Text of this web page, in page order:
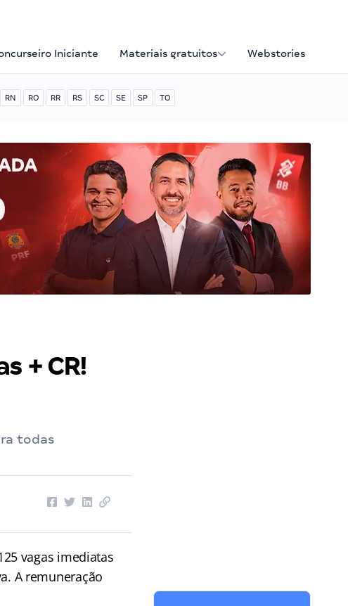
Iniciante Materiais gratuitos Webstories
RN RO RR RS SC SE SP TO
+ CR!
todas
vagas imediatas
A remuneração